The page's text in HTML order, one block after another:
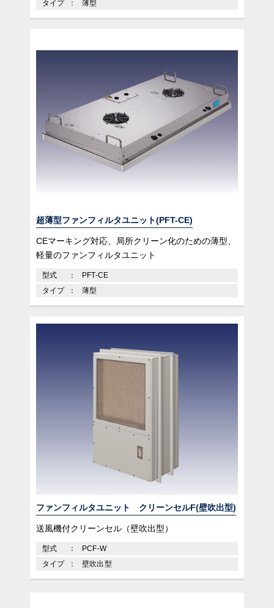
タイプ 薄型
超薄型ファンフィルタユニット(PFT-CE)
CEマーキング対応、局所クリーン化のための薄型、
軽量のファンフィルタユニット
型式
PFT-CE
タイプ
薄型
ファンフィルタユニット クリーンセルF(壁吹出型)
送風機付クリーンセル（壁吹出型）
型式
PCF-W
タイプ
壁吹出型